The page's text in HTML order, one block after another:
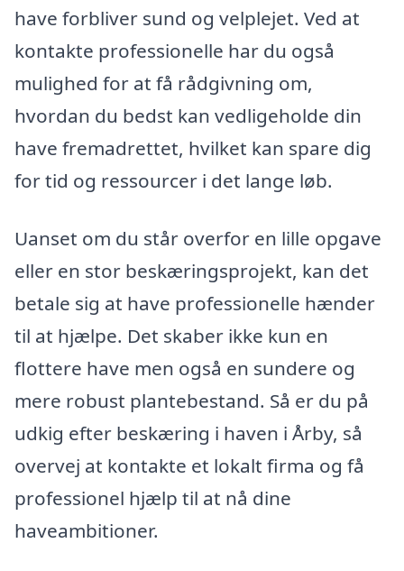
have forbliver sund og velplejet. Ved at
kontakte professionelle har du også
mulighed for at få rådgivning om,
hvordan du bedst kan vedligeholde din
have fremadrettet, hvilket kan spare dig
for tid og ressourcer i det lange løb.
Uanset om du står overfor en lille opgave
eller en stor beskæringsprojekt, kan det
betale sig at have professionelle hænder
til at hjælpe. Det skaber ikke kun en
flottere have men også en sundere og
mere robust plantebestand. Så er du på
udkig efter beskæring i haven i Årby, så
overvej at kontakte et lokalt firma og få
professionel hjælp til at nå dine
haveambitioner.